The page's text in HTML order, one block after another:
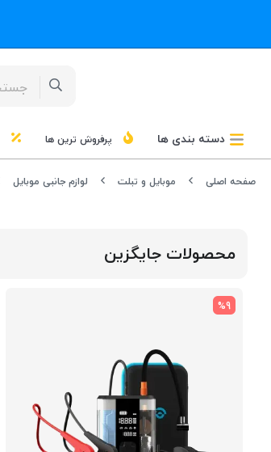
دسته بندی ها پرفروش ترین ها
صفحه اصلی موبایل و تبلت لوازم جانبی موبایل
محصولات جایگزین
%9